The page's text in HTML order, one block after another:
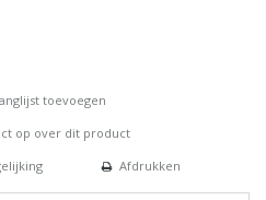
toevoegen
op over dit product
Afdrukken